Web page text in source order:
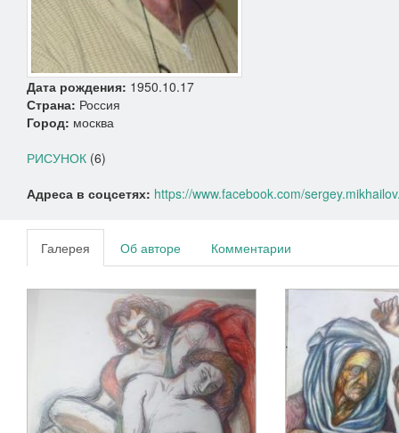
Дата рождения: 1950.10.17
Страна: Россия
Город: москва
РИСУНОК (6)
Адреса в соцсетях: https://www.facebook.com/
Галерея Об авторе Комментарии